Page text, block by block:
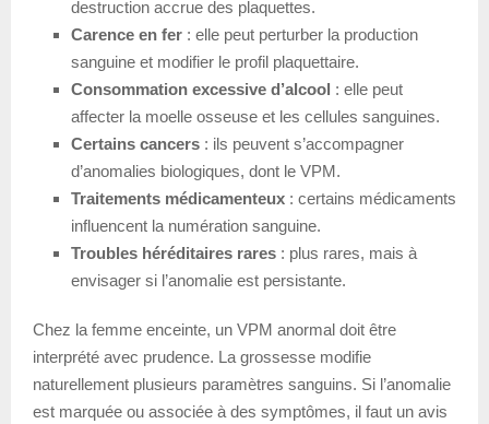
destruction accrue des plaquettes.
Carence en fer : elle peut perturber la production
sanguine et modifier le profil plaquettaire.
Consommation excessive d’alcool : elle peut
affecter la moelle osseuse et les cellules sanguines.
Certains cancers : ils peuvent s’accompagner
d’anomalies biologiques, dont le VPM.
Traitements médicamenteux : certains médicaments
influencent la numération sanguine.
Troubles héréditaires rares : plus rares, mais à
envisager si l’anomalie est persistante.
Chez la femme enceinte, un VPM anormal doit être
interprété avec prudence. La grossesse modifie
naturellement plusieurs paramètres sanguins. Si l’anomalie
est marquée ou associée à des symptômes, il faut un avis